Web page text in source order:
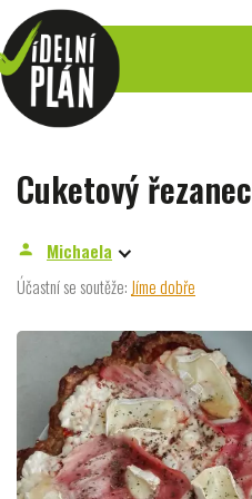
Cuketový řezanec
person
Michaela
Účastní se soutěže: Jíme dobře